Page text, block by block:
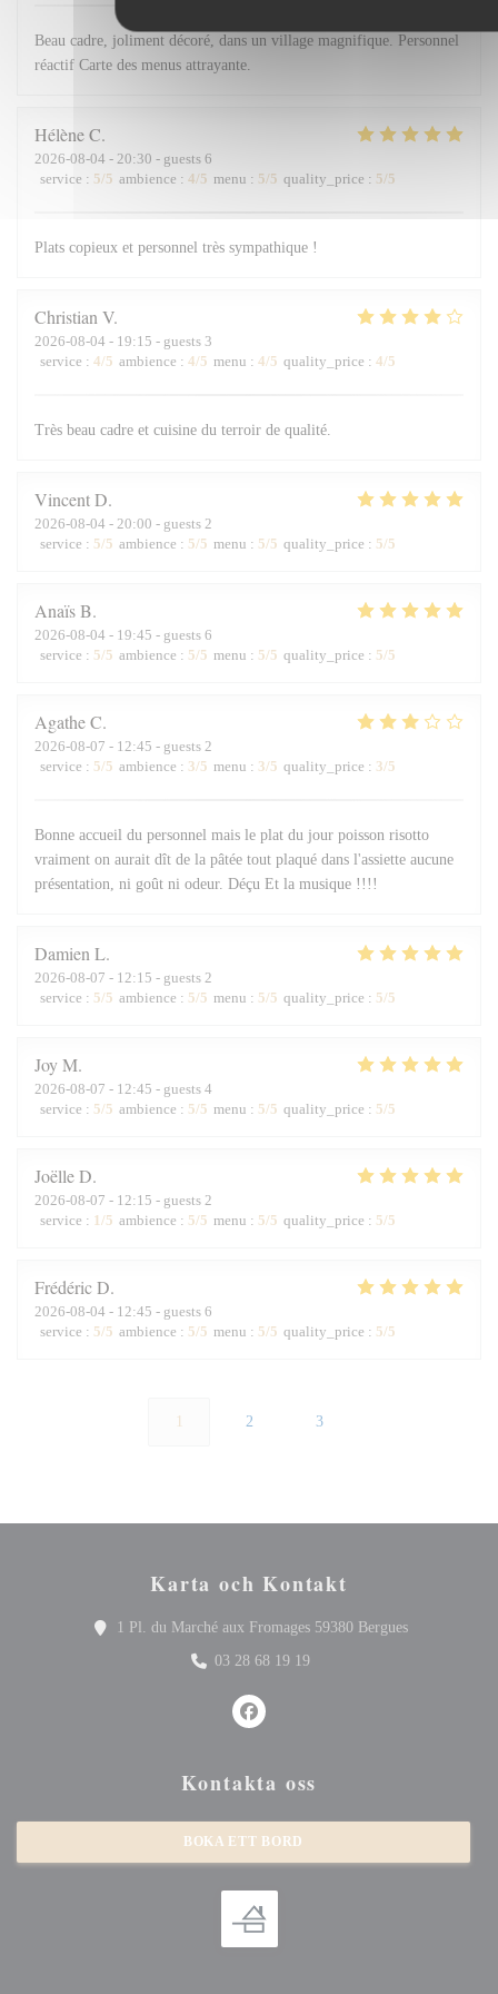
Beau cadre, joliment décoré, dans un village magnifique. Personnel
réactif Carte des menus attrayante.
HélèneC
2026-08-04 - 20:30 - guests 6
service : 5/5 ambience : 4/5 menu : 5/5 quality_price : 5/5
Plats copieux et personnel très sympathique !
Christian V
2026-08-04 - 19:15 - guests 3
service : 4/5 ambience : 4/5 menu : 4/5 quality_price : 4/5
Très beau cadre et cuisine du terroir de qualité.
VincentD
2026-08-04 - 20:00 - guests 2
service : 5/5 ambience : 5/5 menu : 5/5 quality_price : 5/5
AnaïsB
2026-08-04 - 19:45 - guests 6
service : 5/5 ambience : 5/5 menu : 5/5 quality_price : 5/5
AgatheC
2026-08-07 - 12:45 - guests 2
service : 5/5 ambience : 3/5 menu : 3/5 quality_price : 3/5
Bonne accueil du personnel mais le plat du jour poisson risotto
vraiment on aurait dît de la pâtée tout plaqué dans l'assiette aucune
présentation, ni goût ni odeur. Déçu Et la musique !!!!
Damien L
2026-08-07 - 12:15 - guests 2
service : 5/5 ambience : 5/5 menu : 5/5 quality_price : 5/5
JoyM
2026-08-07 - 12:45 - guests 4
service : 5/5 ambience : 5/5 menu : 5/5 quality_price : 5/5
JoëlleD
2026-08-07 - 12:15 - guests 2
service : 1 /5 ambience : 5/5 menu : 5/5 quality_price : 5/5
FrédéricD
2026-08-04 - 12:45 - guests 6
service : 5/5 ambience : 5/5 menu : 5/5 quality_price : 5/5
2 3
Karta och Kontakt
1 Pl. du Marché aux Fromages 59380 Bergues((öppnas i ett
03 28 68 19 19
Facebook ((öppnas i ett nytt
Kontakta oss
BOKA ETT BORD